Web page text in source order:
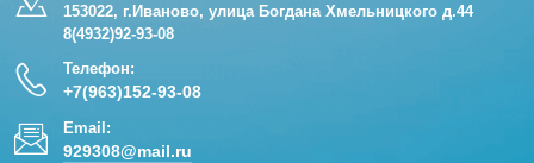
153022, г.Иваново, улица Богдана Хмельницкого д.44
8(4932)92-93-08
Телефон:
+7(963)152-93-08
Email:
929308@mail.ru